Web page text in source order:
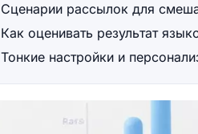
Сценарии рассылок для
Как оценивать результат
Тонкие настройки и